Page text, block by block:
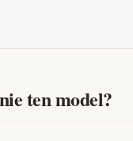
ten model?